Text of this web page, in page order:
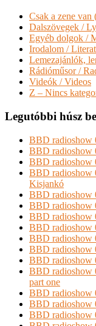
Csak a zene
Dalszövegek /
Egyéb dolgok /
Irodalom /
Lemezajánlók,
Rádióműsor /
Videók / Videos
Z – Nincs
Legutóbbi húsz
BBD radioshow
BBD radioshow
BBD radioshow
BBD radioshow
Kisjankó
BBD radioshow
BBD radioshow
BBD radioshow
BBD radioshow
BBD radioshow
BBD radioshow
BBD radioshow
BBD radioshow
part one
BBD radioshow
BBD radioshow
BBD radioshow